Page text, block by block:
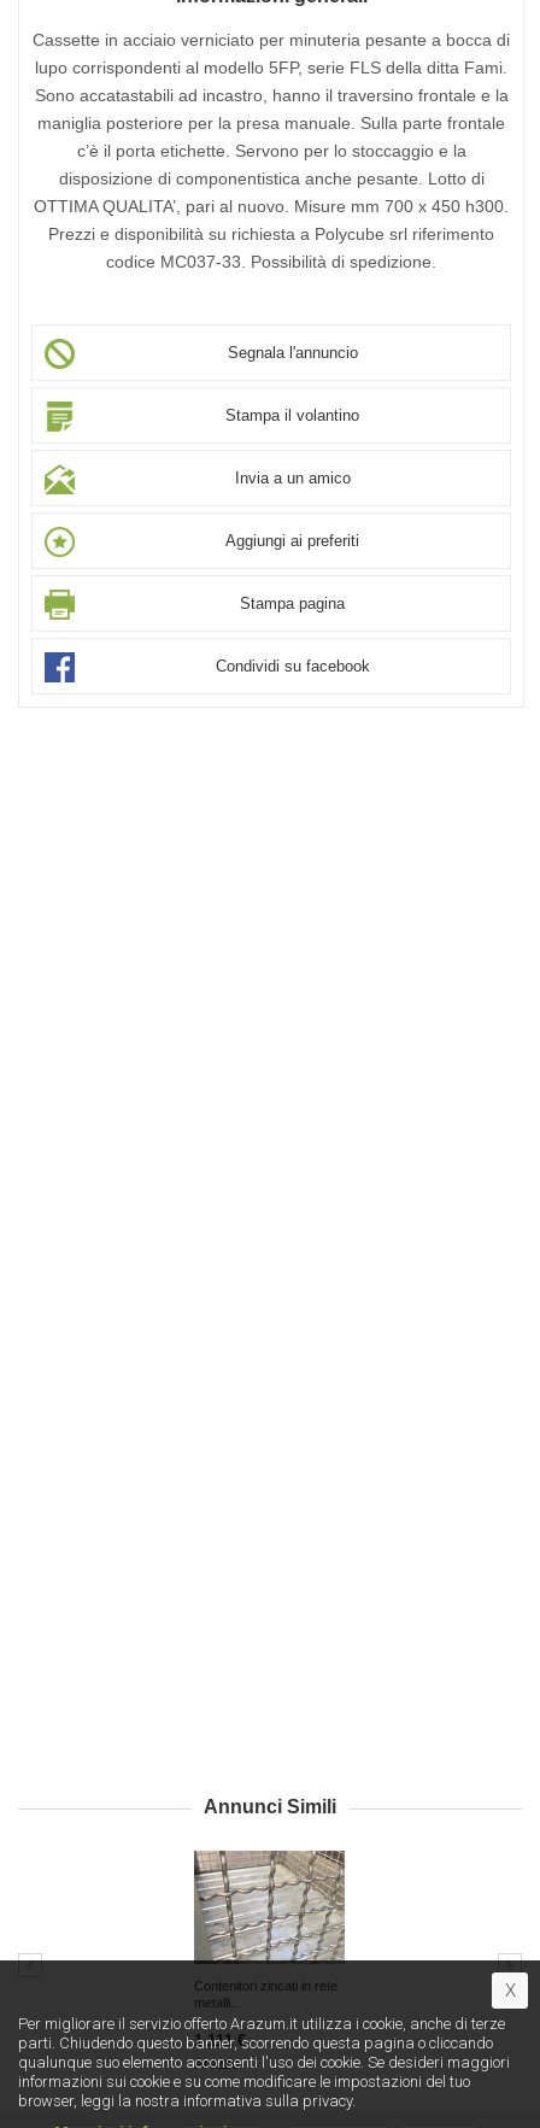
Cassette in acciaio verniciato per minuteria pesante a bocca di
lupo corrispondenti al modello 5FP, serie FLS della ditta Fami.
Sono accatastabili ad incastro, hanno il traversino frontale e la
maniglia posteriore per la presa manuale. Sulla parte frontale
c’è il porta etichette. Servono per lo stoccaggio e la
disposizione di componentistica anche pesante. Lotto di
OTTIMA QUALITA’, pari al nuovo. Misure mm 700 x 450 h300.
Prezzi e disponibilità su richiesta a Polycube srl riferimento
codice MC037-33. Possibilità di spedizione.
Segnala l'annuncio
Stampa il volantino
Invia a un amico
Aggiungi ai preferiti
Stampa pagina
Condividi su facebook
Annunci Simili
Contenitori zincati in rete
metalli...
1 111 €
Arezzo
Per migliorare il servizio offerto Arazum.it utilizza i cookie, anche di terze
parti. Chiudendo questo banner, scorrendo questa pagina o cliccando
qualunque suo elemento acconsenti l′uso dei cookie. Se desideri maggiori
informazioni sui cookie e su come modificare le impostazioni del tuo
browser, leggi la nostra informativa sulla privacy.
X